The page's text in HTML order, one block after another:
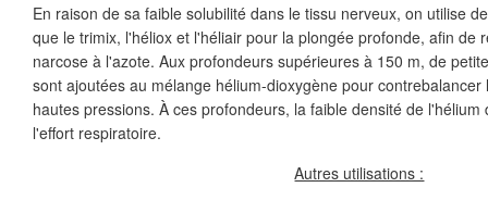
En raison de sa faible solubilité dans le tissu nerveux, on utilise
que le trimix, l'héliox et l'héliair pour la plongée profonde, afin de
narcose à l'azote. Aux profondeurs supérieures à 150 m, de
sont ajoutées au mélange hélium-dioxygène pour
hautes pressions. À ces profondeurs, la faible densité de
l'effort respiratoire.
Autres utilisations :